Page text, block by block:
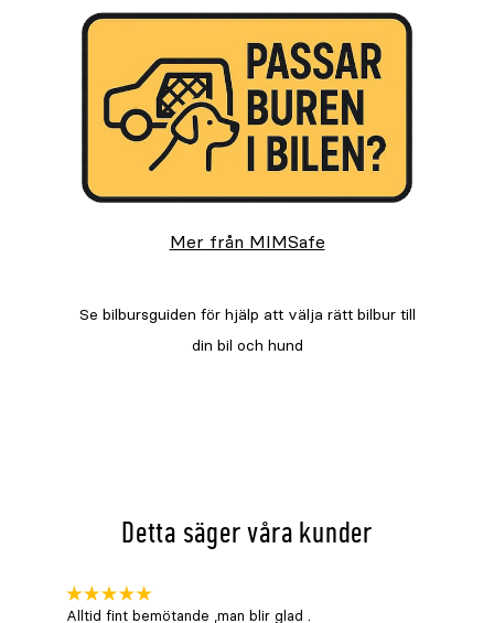
Mer från MIMSafe
Detta säger våra kunder
Alltid fint bemötande ,man blir glad .